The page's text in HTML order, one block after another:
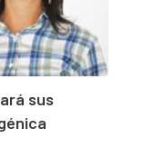
sus